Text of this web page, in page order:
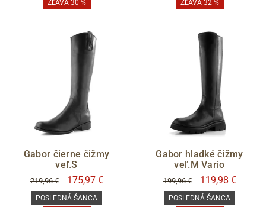
ZĽAVA 30 %
ZĽAVA 32 %
Gabor čierne čižmy
veľ.S
219,96 € 175,97 €
POSLEDNÁ ŠANCA
Gabor hladké čižmy
veľ.M Vario
199,96 € 119,98 €
POSLEDNÁ ŠANCA